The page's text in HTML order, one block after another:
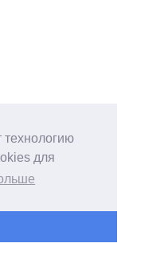
технологию
для